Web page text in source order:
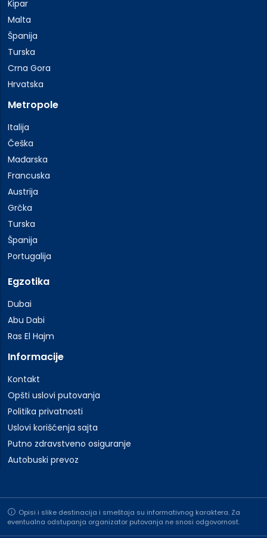
Kipar
Malta
Španija
Turska
Crna Gora
Hrvatska
Metropole
Italija
Češka
Mađarska
Francuska
Austrija
Grčka
Turska
Španija
Portugalija
Egzotika
Dubai
Abu Dabi
Ras El Hajm
Informacije
Kontakt
Opšti uslovi putovanja
Politika privatnosti
Uslovi korišćenja sajta
Putno zdravstveno osiguranje
Autobuski prevoz
Opisi i slike destinacija i smeštaja su informativnog karaktera. Za
eventualna odstupanja organizator putovanja ne snosi odgovornost.